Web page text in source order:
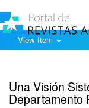
View Item
Una Visión
Departamento